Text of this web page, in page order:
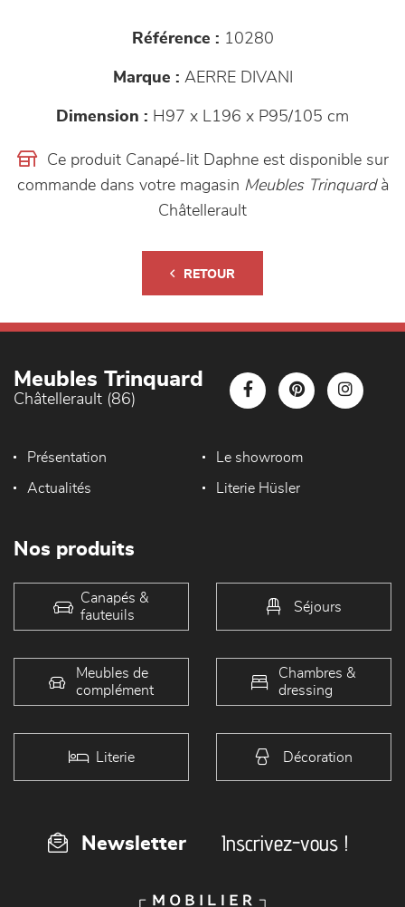
Référence : 10280
Marque : AERRE DIVANI
Dimension : H97 x L196 x P95/105 cm
Ce produit Canapé-lit Daphne est disponible sur
commande dans votre magasin Meubles Trinquard à
Châtellerault
RETOUR
Meubles Trinquard
Châtellerault (86)
Présentation Le showroom
Actualités Literie Hüsler
Nos produits
Canapés &
fauteuils
Séjours
Meubles de
complément
Chambres &
dressing
Literie Décoration
Newsletter Inscrivez-vous !